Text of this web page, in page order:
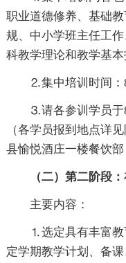
职业道德修养、基础
规、中小学班主任工
科教学理论和教学基本
⒉集中培训时间：
⒊请各参训学员于
（各学员报到地点详
县愉悦酒庄一楼餐饮部
（二）第二阶段
主要内容：
⒈选定具有丰富教
定学期教学计划、备